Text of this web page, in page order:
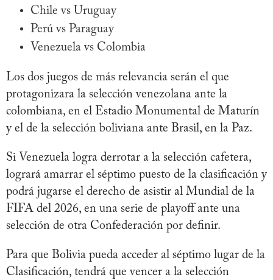
Chile vs Uruguay
Perú vs Paraguay
Venezuela vs Colombia
Los dos juegos de más relevancia serán el que
protagonizara la selección venezolana ante la
colombiana, en el Estadio Monumental de Maturín
y el de la selección boliviana ante Brasil, en la Paz.
Si Venezuela logra derrotar a la selección cafetera,
logrará amarrar el séptimo puesto de la clasificación y
podrá jugarse el derecho de asistir al Mundial de la
FIFA del 2026, en una serie de playoff ante una
selección de otra Confederación por definir.
Para que Bolivia pueda acceder al séptimo lugar de la
Clasificación, tendrá que vencer a la selección